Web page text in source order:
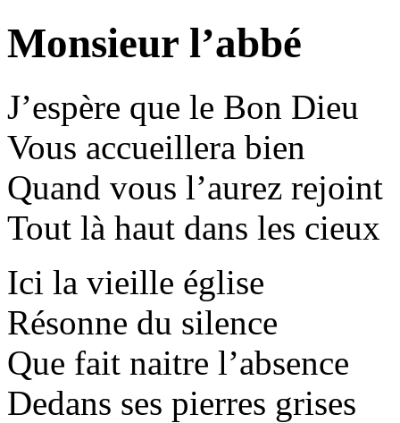
Monsieur l’abbé
J’espère que le Bon Dieu
Vous accueillera bien
Quand vous l’aurez rejoint
Tout là haut dans les cieux
Ici la vieille église
Résonne du silence
Que fait naitre l’absence
Dedans ses pierres grises